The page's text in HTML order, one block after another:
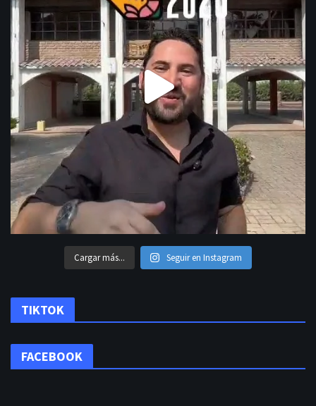
Cargar más... Seguir en Instagram
TIKTOK
FACEBOOK